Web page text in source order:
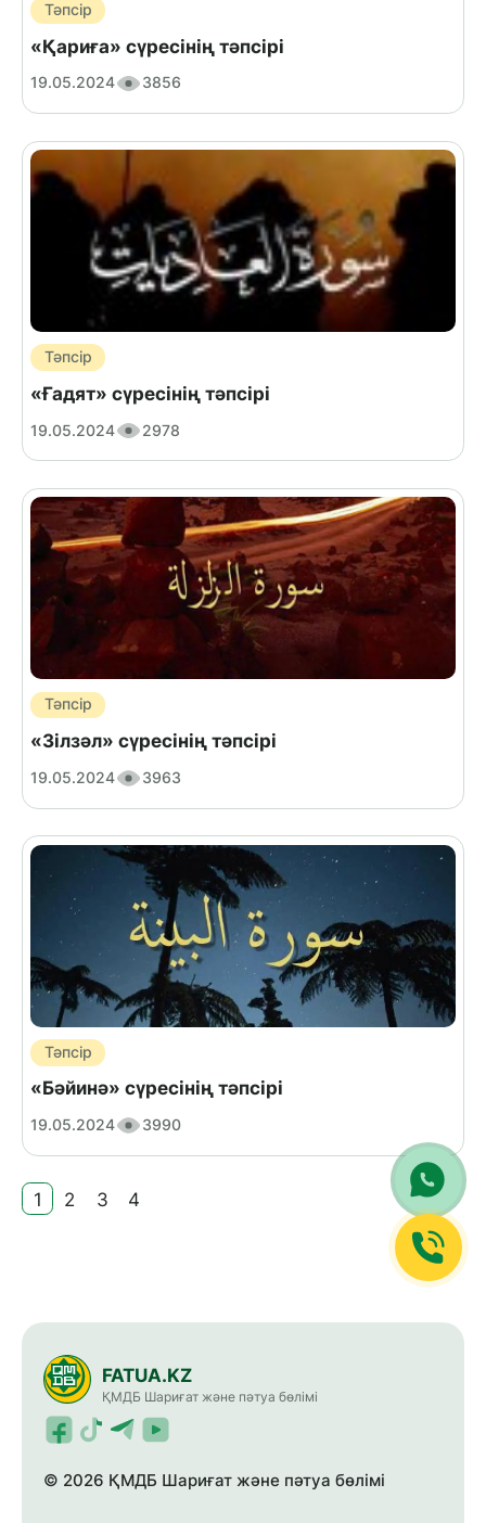
Тәпсір
«Қариға» сүресінің тәпсірі
19.05.2024 3856
Тәпсір
«Ғадят» сүресінің тәпсірі
19.05.2024 2978
Тәпсір
«Зілзәл» сүресінің тәпсірі
19.05.2024 3963
Тәпсір
«Бәйинә» сүресінің тәпсірі
19.05.2024 3990
1 2 3 4
FATUA.KZ
ҚМДБ Шариғат және пәтуа бөлімі
© 2026 ҚМДБ Шариғат және пәтуа бөлімі